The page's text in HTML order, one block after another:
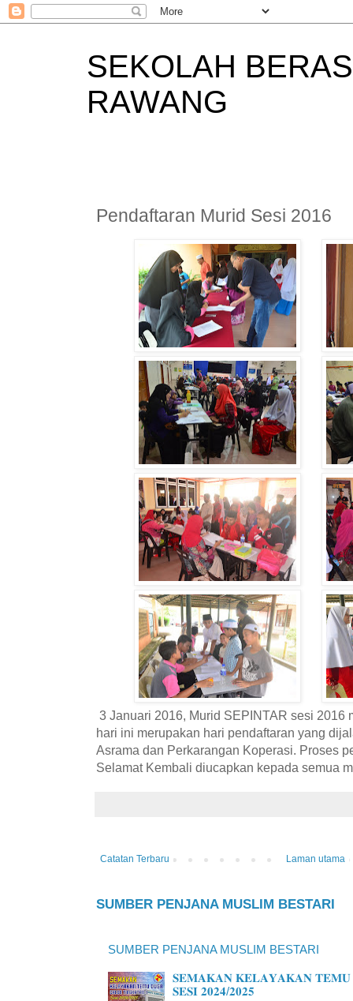
SEKOLAH
RAWANG
Pendaftaran Murid Sesi 2016
3 Januari 2016, Murid SEPINTAR sesi 2016
hari ini merupakan hari pendaftaran yang
Asrama dan Perkarangan Koperasi. Proses
Selamat Kembali diucapkan kepada semua
Catatan Terbaru Laman utama
SUMBER PENJANA MUSLIM BESTARI
SUMBER PENJANA MUSLIM BESTARI
𝐒𝐄𝐌𝐀𝐊𝐀𝐍 𝐊𝐄𝐋𝐀𝐘𝐀𝐊𝐀𝐍 𝐓𝐄𝐌𝐔
𝐒𝐄𝐒𝐈 𝟐𝟎𝟐𝟒/𝟐𝟎𝟐𝟓